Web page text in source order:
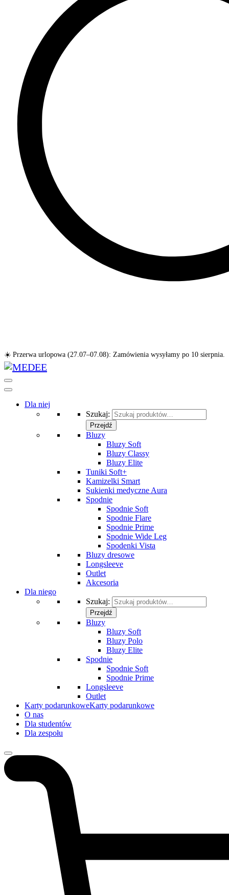
☀️ Przerwa urlopowa (27.07–07.08): Zamówienia wysyłamy po 10 sierpnia.
Dla niej
Szukaj:
Przejdź
Bluzy
Bluzy Soft
Bluzy Classy
Bluzy Elite
Tuniki Soft+
Kamizelki Smart
Sukienki medyczne Aura
Spodnie
Spodnie Soft
Spodnie Flare
Spodnie Prime
Spodnie Wide Leg
Spodenki Vista
Bluzy dresowe
Longsleeve
Outlet
Akcesoria
Dla niego
Szukaj:
Przejdź
Bluzy
Bluzy Soft
Bluzy Polo
Bluzy Elite
Spodnie
Spodnie Soft
Spodnie Prime
Longsleeve
Outlet
Karty podarunkoweKarty podarunkowe
O nas
Dla studentów
Dla zespołu